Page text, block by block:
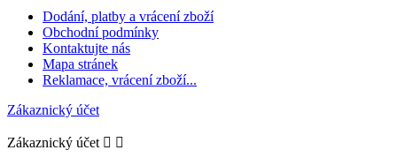
Dodání, platby a vrácení zboží
Obchodní podmínky
Kontaktujte nás
Mapa stránek
Reklamace, vrácení zboží...
Zákaznický účet
Zákaznický účet  